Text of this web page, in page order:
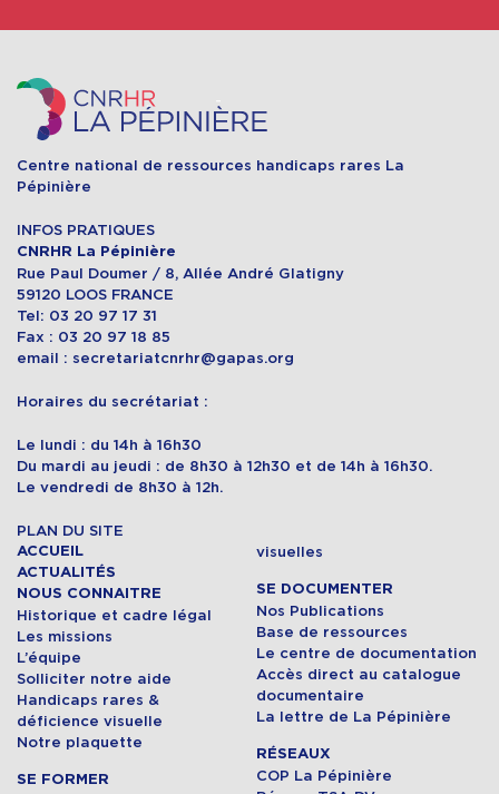
Centre national de ressources handicaps rares La
Pépinière
INFOS PRATIQUES
CNRHR La Pépinière
Rue Paul Doumer / 8, Allée André Glatigny
59120 LOOS FRANCE
Tel: 03 20 97 17 31
Fax : 03 20 97 18 85
email : secretariatcnrhr@gapas.org
Horaires du secrétariat :
Le lundi : du 14h à 16h30
Du mardi au jeudi : de 8h30 à 12h30 et de 14h à 16h30.
Le vendredi de 8h30 à 12h.
PLAN DU SITE
ACCUEIL
ACTUALITÉS
NOUS CONNAITRE
Historique et cadre légal
Les missions
L’équipe
Solliciter notre aide
Handicaps rares &
déficience visuelle
Notre plaquette
SE FORMER
visuelles
SE DOCUMENTER
Nos Publications
Base de ressources
Le centre de documentation
Accès direct au catalogue
documentaire
La lettre de La Pépinière
RÉSEAUX
COP La Pépinière